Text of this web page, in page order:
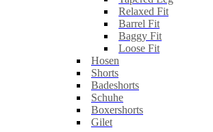
Relaxed Fit
Barrel Fit
Baggy Fit
Loose Fit
Hosen
Shorts
Badeshorts
Schuhe
Boxershorts
Gilet